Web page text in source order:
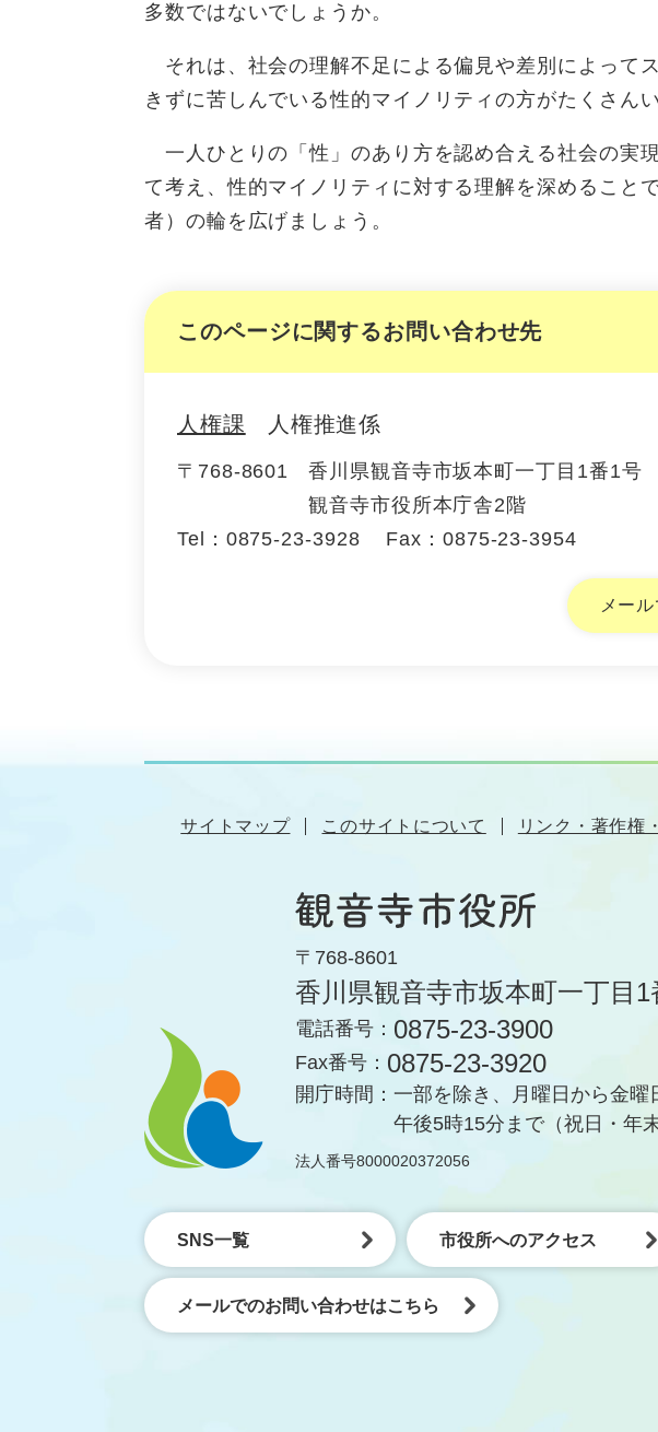
多数ではないでしょうか。
それは、社会の理解不足による偏見や差別によって
きずに苦しんでいる性的マイノリティの方がたくさん
一人ひとりの「性」のあり方を認め合える社会の実
て考え、性的マイノリティに対する理解を深めること
者）の輪を広げましょう。
このページに関するお問い合わせ先
人権課 人権推進係
〒768-8601
香川県観音寺市坂本町一丁目1番1号
観音寺市役所本庁舎2階
Tel：0875-23-3928
Fax：0875-23-3954
メー
サイトマップ このサイトについて リンク・著作権
〒768-8601
香川県観音寺市坂本町一丁目1
電話番号： 0875-23-3900
Fax番号： 0875-23-3920
開庁時間： 一部を除き、月曜日から金曜
午後5時15分まで（祝日・年
法人番号8000020372056
SNS一覧 市役所へのアクセス
メールでのお問い合わせはこちら